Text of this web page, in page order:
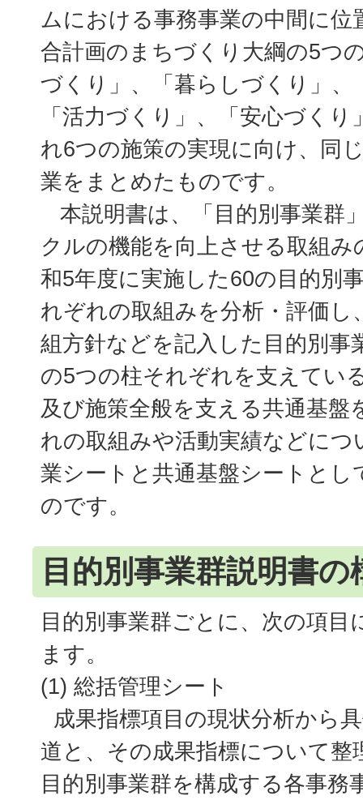
ムにおける事務事業の中間に位
合計画のまちづくり大綱の5つ
づくり」、「暮らしづくり」、
「活力づくり」、「安心づく
れ6つの施策の実現に向け、同
業をまとめたものです。
本説明書は、「目的別事業群
クルの機能を向上させる取組み
和5年度に実施した60の目的別
れぞれの取組みを分析・評価し
組方針などを記入した目的別事
の5つの柱それぞれを支えてい
及び施策全般を支える共通基盤
れの取組みや活動実績などにつ
業シートと共通基盤シートと
のです。
目的別事業群説明書の
目的別事業群ごとに、次の項目
ます。
(1) 総括管理シート
成果指標項目の現状分析から
道と、その成果指標について整
目的別事業群を構成する各事務